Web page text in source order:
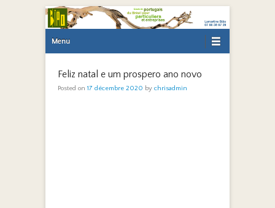
Menu
Feliz natal e um prospero ano novo
Posted on 17 décembre 2020 by chrisadmin